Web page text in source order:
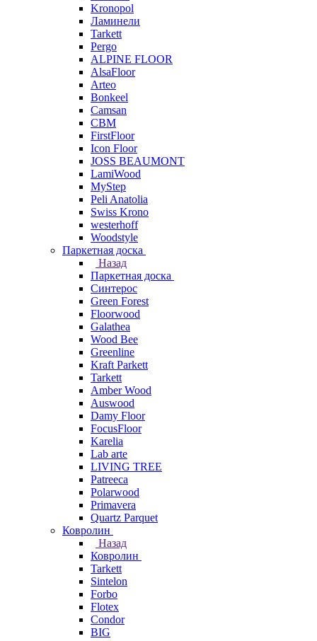
Kronopol
Ламинели
Tarkett
Pergo
ALPINE FLOOR
AlsaFloor
Arteo
Bonkeel
Camsan
CBM
FirstFloor
Icon Floor
JOSS BEAUMONT
LamiWood
MyStep
Peli Anatolia
Swiss Krono
westerhoff
Woodstyle
Паркетная доска
Назад
Паркетная доска
Синтерос
Green Forest
Floorwood
Galathea
Wood Bee
Greenline
Kraft Parkett
Tarkett
Amber Wood
Auswood
Damy Floor
FocusFloor
Karelia
Lab arte
LIVING TREE
Patreeca
Polarwood
Primavera
Quartz Parquet
Ковролин
Назад
Ковролин
Tarkett
Sintelon
Forbo
Flotex
Condor
BIG